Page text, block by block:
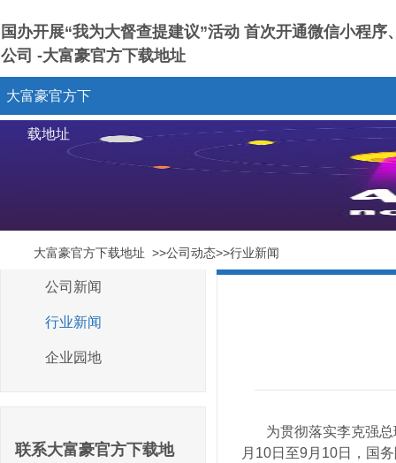
国办开展“我为大督查提建议”活动 首次开通微信小程
公司 -大富豪官方下载地址
大富豪官方下
载地址
大富豪官方下载地址 >>公司动态>>行业新闻
为贯彻落实李克强总
月10日至9月10日，国
公司新闻
行业新闻
企业园地
联系大富豪官方下载地